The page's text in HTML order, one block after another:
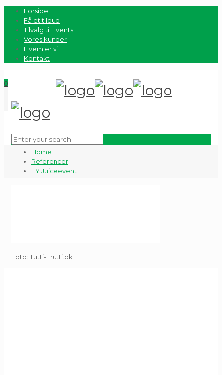
Forside
Få et tilbud
Tilvalg til Events
Vores kunder
Hvem er vi
Kontakt
0
Home
Referencer
EY Juiceevent
Foto: Tutti-Frutti.dk